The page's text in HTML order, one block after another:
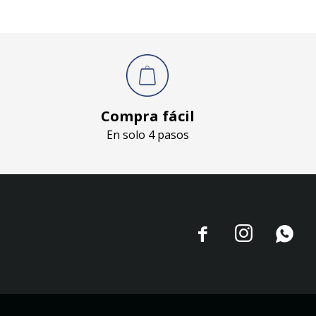
Compra fácil
En solo 4 pasos
  